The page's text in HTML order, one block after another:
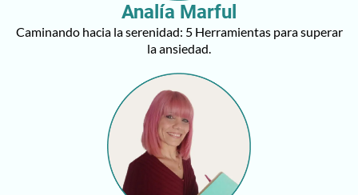
Analía Marful
Caminando hacia la serenidad: 5 Herramientas para superar
la ansiedad.